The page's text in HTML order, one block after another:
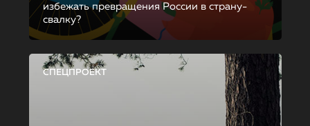
избежать превращения России в страну-
свалку?
СПЕЦПРОЕКТ